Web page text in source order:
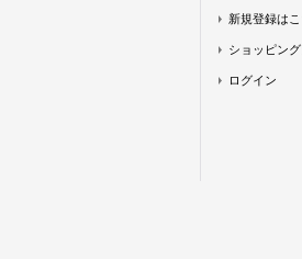
新規登録は
ショッピン
ログイン